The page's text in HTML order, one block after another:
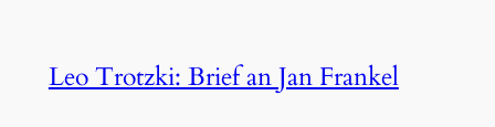
Leo Trotzki: Brief an Jan Frankel